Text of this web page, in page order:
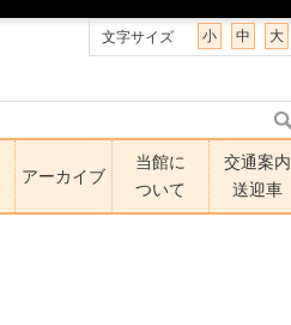
文字サイズ 小 中 大
アーカイブ
当館に
ついて
交通案内
送迎車